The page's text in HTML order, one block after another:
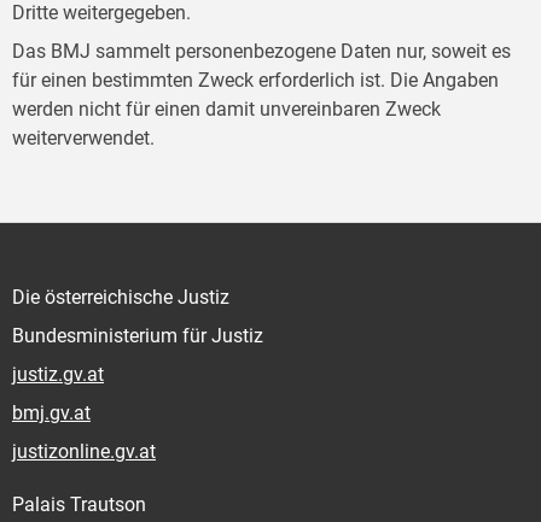
Dritte weitergegeben.
Das BMJ sammelt personenbezogene Daten nur, soweit es
für einen bestimmten Zweck erforderlich ist. Die Angaben
werden nicht für einen damit unvereinbaren Zweck
weiterverwendet.
Die österreichische Justiz
Bundesministerium für Justiz
justiz.gv.at
bmj.gv.at
justizonline.gv.at
Palais Trautson